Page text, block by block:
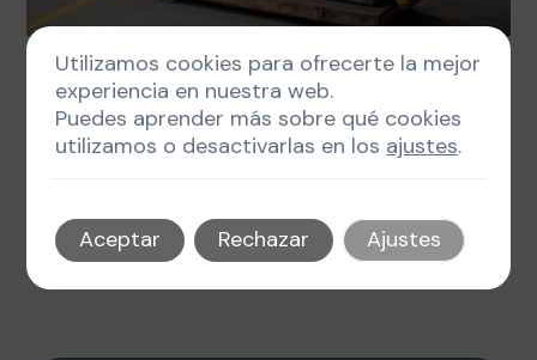
Autor Tags
febrero 12, 2025
Innovación en grabados y señalización: tendencias y
avances
Utilizamos cookies para ofrecerte la mejor
experiencia en nuestra web.
Puedes aprender más sobre qué cookies
utilizamos o desactivarlas en los ajustes.
Aceptar Rechazar Ajustes